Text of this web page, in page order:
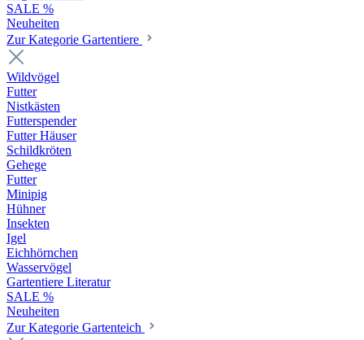
SALE %
Neuheiten
Zur Kategorie Gartentiere
Wildvögel
Futter
Nistkästen
Futterspender
Futter Häuser
Schildkröten
Gehege
Futter
Minipig
Hühner
Insekten
Igel
Eichhörnchen
Wasservögel
Gartentiere Literatur
SALE %
Neuheiten
Zur Kategorie Gartenteich